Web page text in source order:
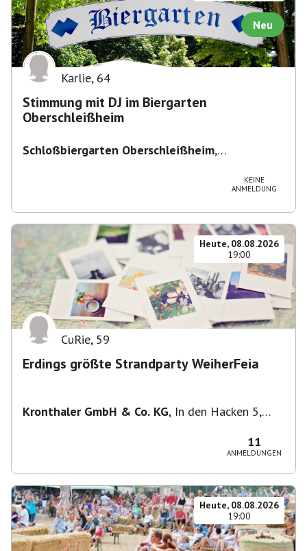
Neu
Karlie, 64
Stimmung mit DJ im Biergarten
Oberschleißheim
Schloßbiergarten Oberschleißheim,
KEINE
ANMELDUNG
Heute, 08.08.2026
19:00
CuRie, 59
Erdings größte Strandparty WeiherFeia
Kronthaler GmbH & Co. KG, In den Hacken 5,
11
ANMELDUNGEN
Heute, 08.08.2026
19:00